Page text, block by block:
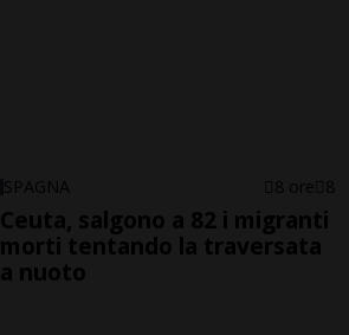
SPAGNA 8 ore 8
Ceuta, salgono a 82 i migranti
morti tentando la traversata
a nuoto